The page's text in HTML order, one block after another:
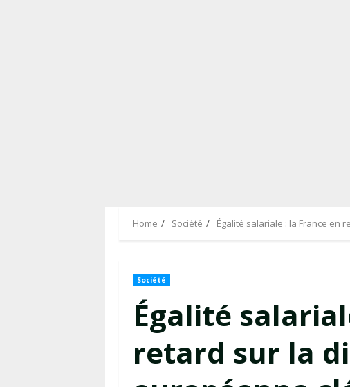
Home Société Égalité salariale : la France en
Société
Égalité
retard sur la